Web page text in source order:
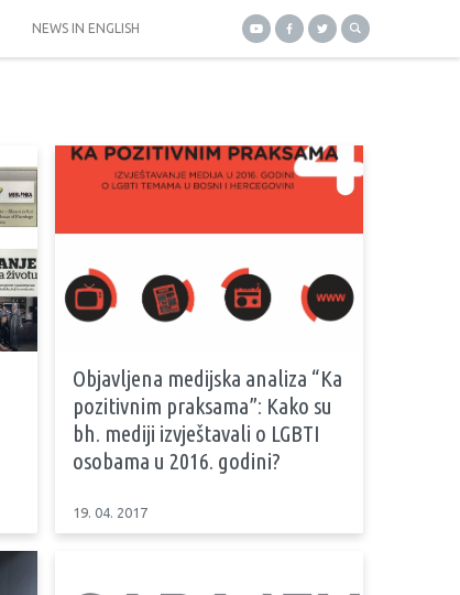
NEWS IN ENGLISH
Objavljena medijska analiza “Ka
pozitivnim praksama”: Kako su
bh. mediji izvještavali o LGBTI
osobama u 2016. godini?
19. 04. 2017